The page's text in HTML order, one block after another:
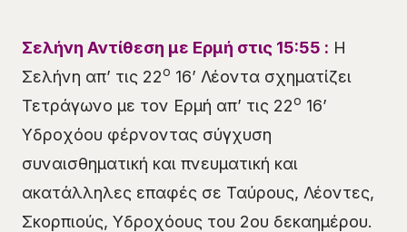
Σελήνη Αντίθεση με Ερμή στις 15:55 : Η
Σελήνη απ’ τις 22ο 16’ Λέοντα σχηματίζει
Τετράγωνο με τον Ερμή απ’ τις 22ο 16’
Υδροχόου φέρνοντας σύγχυση
συναισθηματική και πνευματική και
ακατάλληλες επαφές σε Ταύρους, Λέοντες,
Σκορπιούς, Υδροχόους του 2ου δεκαημέρου.